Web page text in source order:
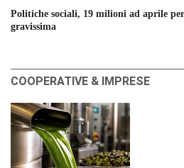
Politiche sociali, 19 milioni ad aprile
gravissima
COOPERATIVE & IMPRESE